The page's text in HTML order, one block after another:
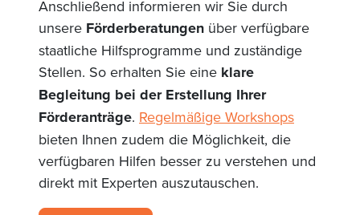
Anschließend informieren wir Sie durch
unsere Förderberatungen über verfügbare
staatliche Hilfsprogramme und zuständige
Stellen. So erhalten Sie eine klare
Begleitung bei der Erstellung Ihrer
Förderanträge. Regelmäßige Workshops
bieten Ihnen zudem die Möglichkeit, die
verfügbaren Hilfen besser zu verstehen und
direkt mit Experten auszutauschen.